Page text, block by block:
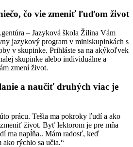
čo vie zmeniť ľuďom život
– Jazyková škola Žilina Vám
jazykový program v miniskupinkách s
v skupinke. Prihláste sa na akýkoľvek
skupinke alebo individuálne a
zmení život.
a naučiť druhých viac je
prácu. Tešia ma pokroky ľudí a ako
život. Byť lektorom je pre mňa
ma napĺňa.. Mám radosť, keď
ako rýchlo sa učia.“